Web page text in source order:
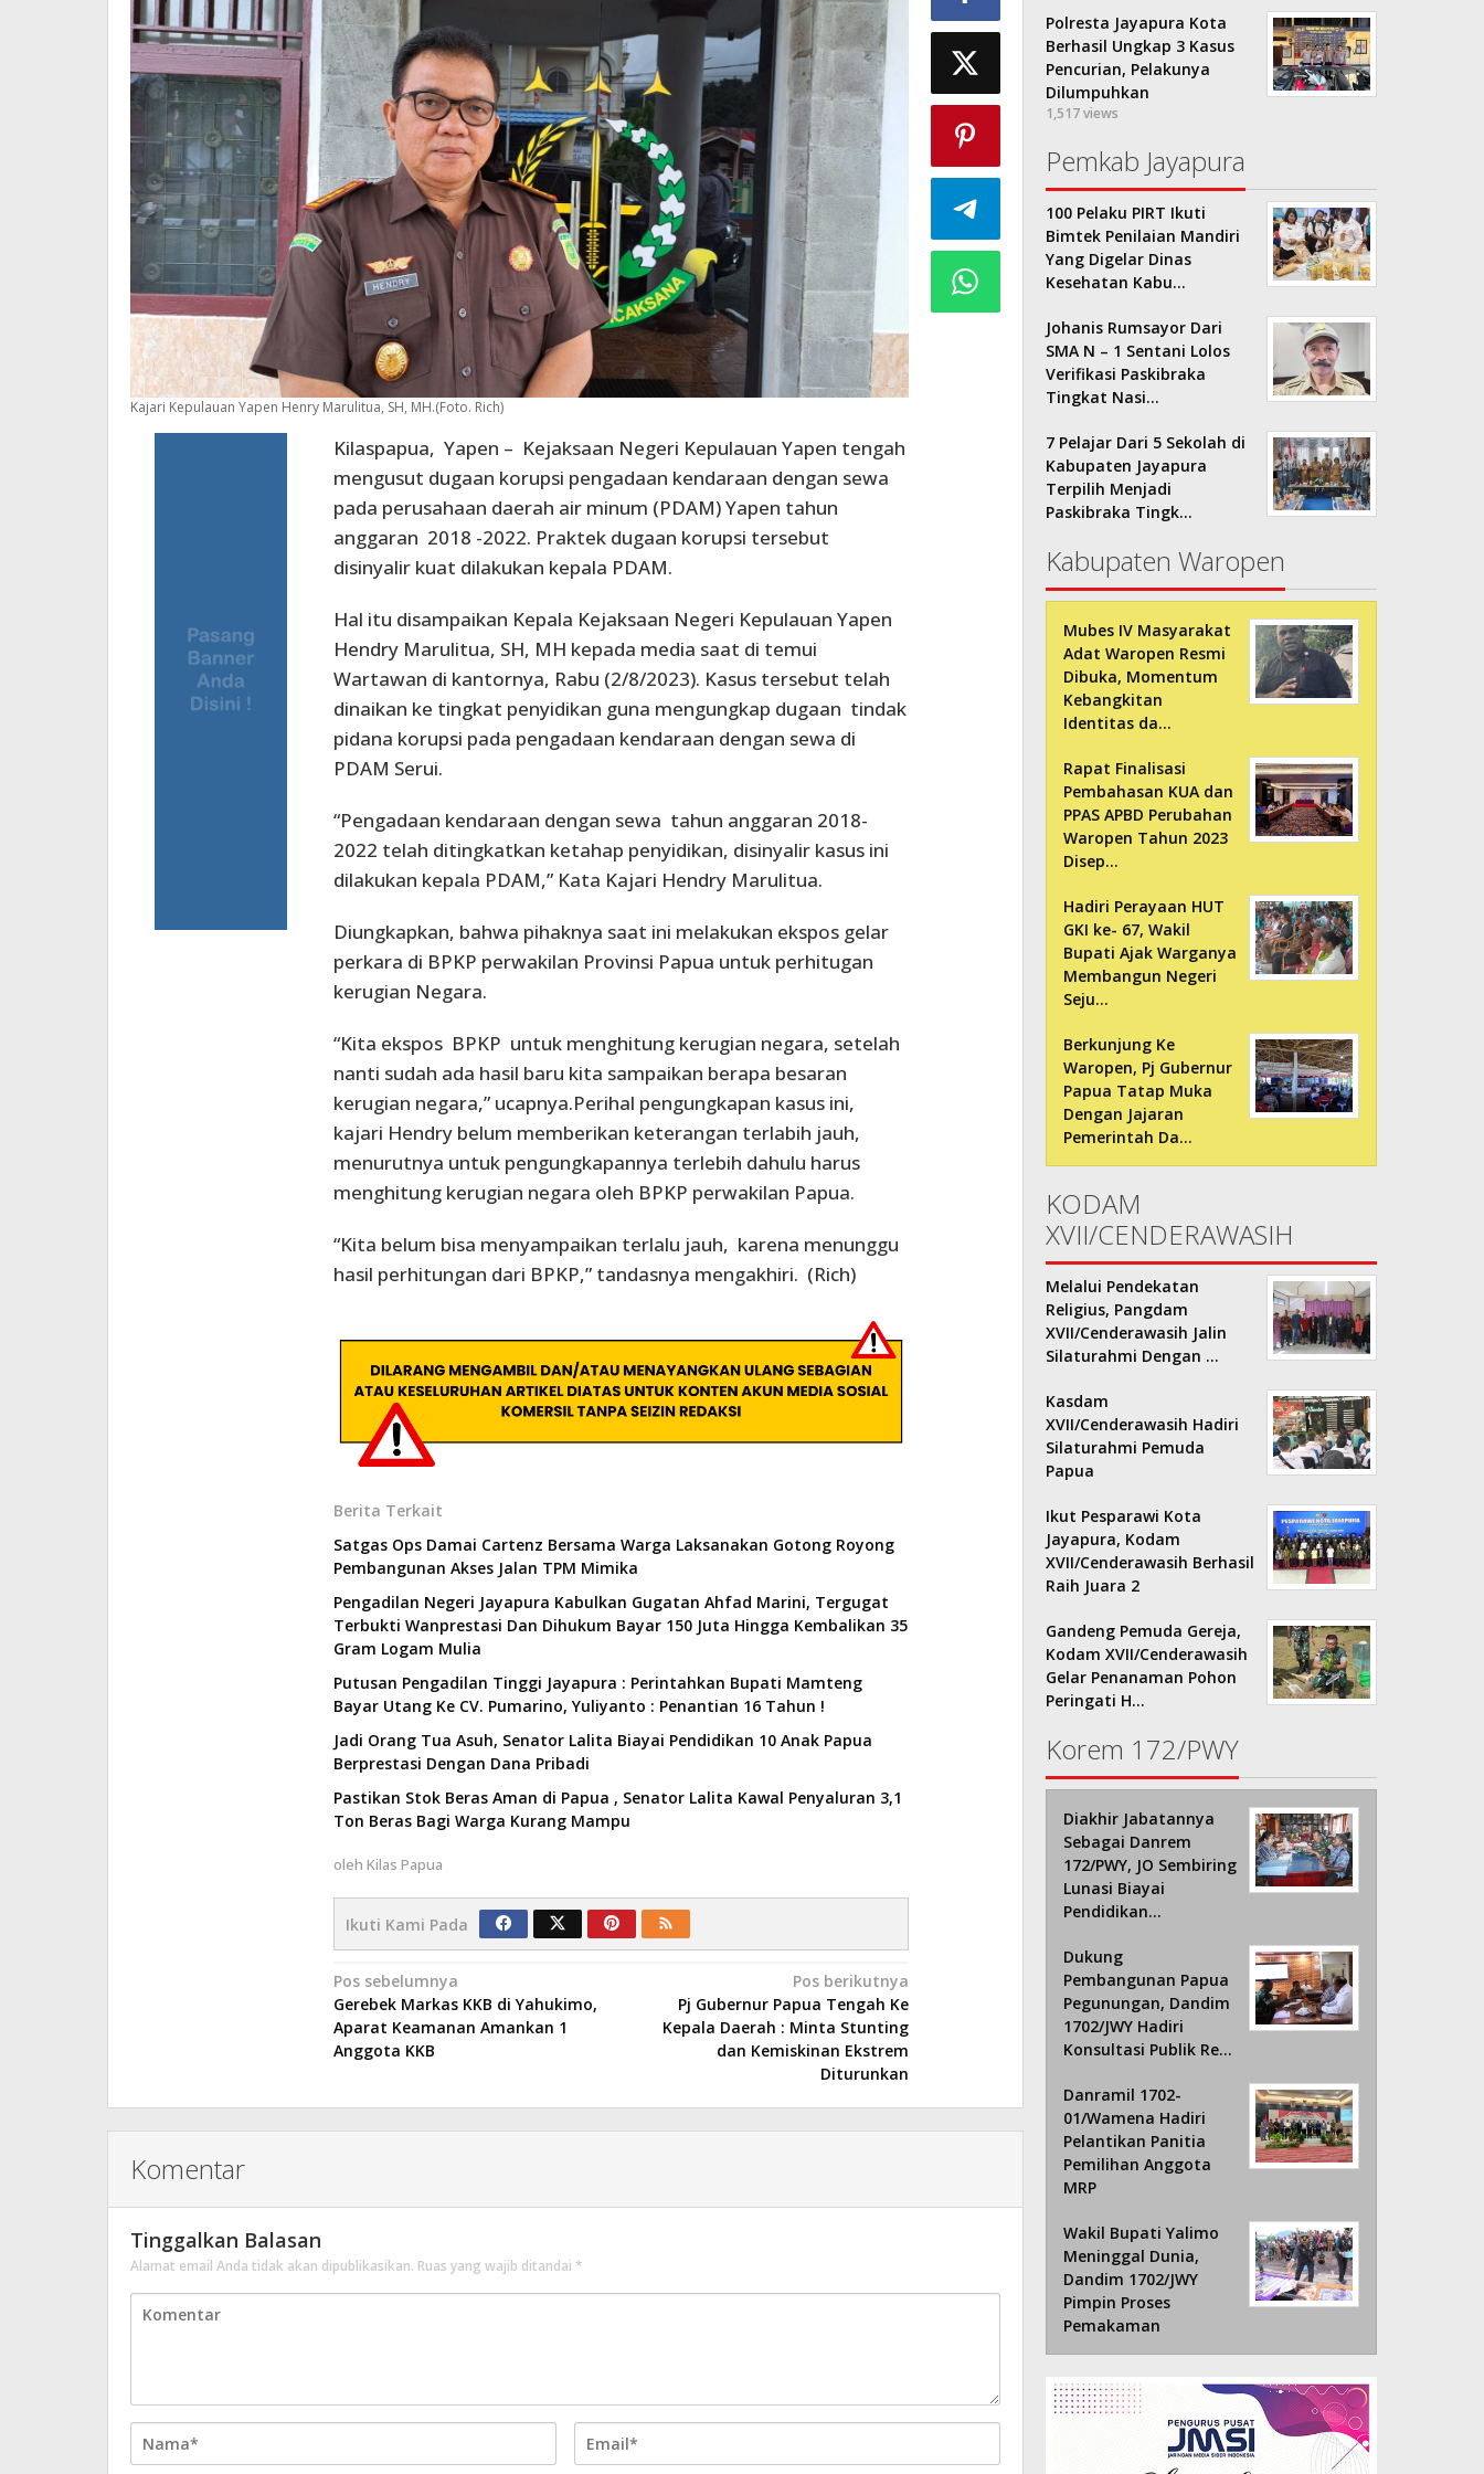
Kajari Kepulauan Yapen Henry Marulitua, SH, MH.(Foto. Rich)
Kilaspapua, Yapen – Kejaksaan Negeri Kepulauan Yapen tengah
mengusut dugaan korupsi pengadaan kendaraan dengan sewa
pada perusahaan daerah air minum (PDAM) Yapen tahun
anggaran 2018 -2022. Praktek dugaan korupsi tersebut
disinyalir kuat dilakukan kepala PDAM.
Hal itu disampaikan Kepala Kejaksaan Negeri Kepulauan Yapen
Hendry Marulitua, SH, MH kepada media saat di temui
Wartawan di kantornya, Rabu (2/8/2023). Kasus tersebut telah
dinaikan ke tingkat penyidikan guna mengungkap dugaan tindak
pidana korupsi pada pengadaan kendaraan dengan sewa di
PDAM Serui.
“Pengadaan kendaraan dengan sewa tahun anggaran 2018-
2022 telah ditingkatkan ketahap penyidikan, disinyalir kasus ini
dilakukan kepala PDAM,” Kata Kajari Hendry Marulitua.
Diungkapkan, bahwa pihaknya saat ini melakukan ekspos gelar
perkara di BPKP perwakilan Provinsi Papua untuk perhitugan
kerugian Negara.
“Kita ekspos BPKP untuk menghitung kerugian negara, setelah
nanti sudah ada hasil baru kita sampaikan berapa besaran
kerugian negara,” ucapnya.Perihal pengungkapan kasus ini,
kajari Hendry belum memberikan keterangan terlabih jauh,
menurutnya untuk pengungkapannya terlebih dahulu harus
menghitung kerugian negara oleh BPKP perwakilan Papua.
“Kita belum bisa menyampaikan terlalu jauh, karena menunggu
hasil perhitungan dari BPKP,” tandasnya mengakhiri. (Rich)
Berita Terkait
Satgas Ops Damai Cartenz Bersama Warga Laksanakan Gotong Royong
Pembangunan Akses Jalan TPM Mimika
Pengadilan Negeri Jayapura Kabulkan Gugatan Ahfad Marini, Tergugat
Terbukti Wanprestasi Dan Dihukum Bayar 150 Juta Hingga Kembalikan 35
Gram Logam Mulia
Putusan Pengadilan Tinggi Jayapura : Perintahkan Bupati Mamteng
Bayar Utang Ke CV. Pumarino, Yuliyanto : Penantian 16 Tahun !
Jadi Orang Tua Asuh, Senator Lalita Biayai Pendidikan 10 Anak Papua
Berprestasi Dengan Dana Pribadi
Pastikan Stok Beras Aman di Papua , Senator Lalita Kawal Penyaluran 3,1
Ton Beras Bagi Warga Kurang Mampu
oleh Kilas Papua
Ikuti Kami Pada
Navigasi
pos
Pos sebelumnya
Gerebek Markas KKB di Yahukimo,
Aparat Keamanan Amankan 1
Anggota KKB
Pos berikutnya
Pj Gubernur Papua Tengah Ke
Kepala Daerah : Minta Stunting
dan Kemiskinan Ekstrem
Diturunkan
Komentar
Tinggalkan Balasan
Alamat email Anda tidak akan dipublikasikan. Ruas yang wajib ditandai *
Polresta Jayapura Kota
Berhasil Ungkap 3 Kasus
Pencurian, Pelakunya
Dilumpuhkan
1,517 views
Pemkab Jayapura
100 Pelaku PIRT Ikuti
Bimtek Penilaian Mandiri
Yang Digelar Dinas
Kesehatan Kabu…
Johanis Rumsayor Dari
SMA N – 1 Sentani Lolos
Verifikasi Paskibraka
Tingkat Nasi…
7 Pelajar Dari 5 Sekolah di
Kabupaten Jayapura
Terpilih Menjadi
Paskibraka Tingk…
Kabupaten Waropen
Mubes IV Masyarakat
Adat Waropen Resmi
Dibuka, Momentum
Kebangkitan
Identitas da…
Rapat Finalisasi
Pembahasan KUA dan
PPAS APBD Perubahan
Waropen Tahun 2023
Disep…
Hadiri Perayaan HUT
GKI ke- 67, Wakil
Bupati Ajak Warganya
Membangun Negeri
Seju…
Berkunjung Ke
Waropen, Pj Gubernur
Papua Tatap Muka
Dengan Jajaran
Pemerintah Da…
KODAM
XVII/CENDERAWASIH
Melalui Pendekatan
Religius, Pangdam
XVII/Cenderawasih Jalin
Silaturahmi Dengan …
Kasdam
XVII/Cenderawasih Hadiri
Silaturahmi Pemuda
Papua
Ikut Pesparawi Kota
Jayapura, Kodam
XVII/Cenderawasih Berhasil
Raih Juara 2
Gandeng Pemuda Gereja,
Kodam XVII/Cenderawasih
Gelar Penanaman Pohon
Peringati H…
Korem 172/PWY
Diakhir Jabatannya
Sebagai Danrem
172/PWY, JO Sembiring
Lunasi Biayai
Pendidikan…
Dukung
Pembangunan Papua
Pegunungan, Dandim
1702/JWY Hadiri
Konsultasi Publik Re…
Danramil 1702-
01/Wamena Hadiri
Pelantikan Panitia
Pemilihan Anggota
MRP
Wakil Bupati Yalimo
Meninggal Dunia,
Dandim 1702/JWY
Pimpin Proses
Pemakaman